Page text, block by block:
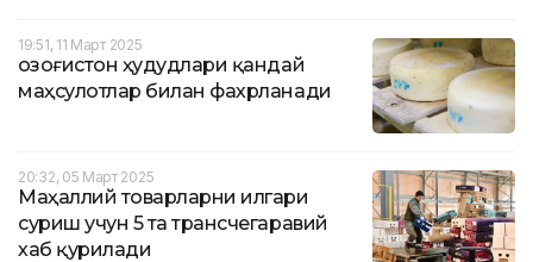
19:51, 11 Март 2025
Қозоғистон ҳудудлари қандай
маҳсулотлар билан фахрланади
20:32, 05 Март 2025
Маҳаллий товарларни илгари
суриш учун 5 та трансчегаравий
хаб қурилади